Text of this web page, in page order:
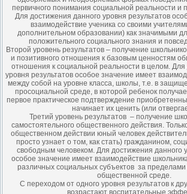
первичного понимания социальной реальности и
Для достижения данного уровня результатов
взаимодействие ученика со своими
дополнительном образовании) как значимыми
положительного социального знания и
Второй уровень результатов – получение
и позитивного отношения к базовым ценностям
отношения к социальной реальности в целом. Для
уровня результатов особое значение имеет
между собой на уровне класса, школы, т.е. в
просоциальной среде, в которой ребенок
первое практическое подтверждение
начинает их ценить (или
Третий уровень результатов – получение
самостоятельного общественного действия.
общественном действии юный человек
просто узнает о том, как стать) гражданином,
свободным человеком. Для достижения данного
особое значение имеет взаимодействие
различных социальных субъектов за
общественной среде.
С переходом от одного уровня результатов к
возрастают воспитательные